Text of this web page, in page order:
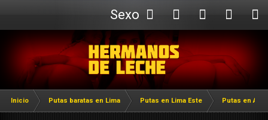
Sexo
Webcam
Inicio Putas baratas en Lima Putas en Lima Este Putas en ATE